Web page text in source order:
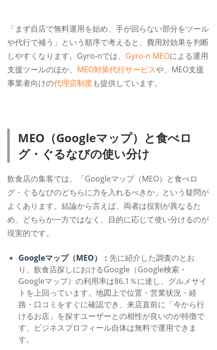
「まず自店で無料運用を始め、手が回らない部分をツール
や代行で補う」という順序で考えると、費用対効果を判断
しやすくなります。Gyro-nでは、 Gyro-n MEOによる運用
支援ツールのほか、 MEO対策代行サービスや、MEO支援
事業者向けの代理店制度も提供しています。
MEO（Googleマップ）と食べロ
グ・ぐるなびの使い分け
飲食店の集客では、「Googleマップ（MEO）と食べロ
グ・ぐるなびのどちらに力を入れるべきか」という疑問が
よくあります。結論から言えば、両者は役割が異なるた
め、どちらか一方ではなく、目的に応じて使い分けるのが
現実的です。
Googleマップ（MEO）： 先に紹介した調査のとお
り、飲食店探しにおけるGoogle（Google検索・
Googleマップ）の利用率は86.1％に達し、グルメサイ
トを上回っています。地図上で位置・営業状況・経
路・口コミをすぐに確認でき、来店直前に「今から行
けるお店」を探すユーザーとの相性が良いのが特徴で
す。ビジネスプロフィール自体は無料で運用できま
す。